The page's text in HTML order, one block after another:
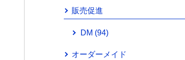
販売促進
DM (94)
オーダーメイド